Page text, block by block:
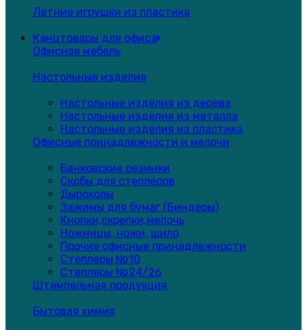
Летние игрушки из пластика
Канцтовары для офиса
Офисная мебель
Настольные изделия
Настольные изделия из дерева
Настольные изделия из металла
Настольные изделия из пластика
Офисные принадлежности и мелочи
Банковские резинки
Скобы для степлеров
Дыроколы
Зажимы для бумаг (Биндеры)
Кнопки,скрепки,мелочь
Ножницы, ножи, шило
Прочие офисные принадлежности
Степлеры №10
Степлеры №24/26
Штемпельная продукция
Бытовая химия